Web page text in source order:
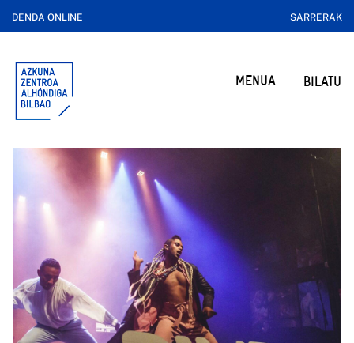
DENDA ONLINE SARRERAK
MENUA BILATU